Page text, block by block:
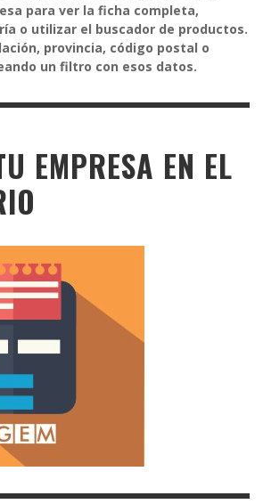
para ver la ficha completa,
o utilizar el buscador de productos.
provincia, código postal o
un filtro con esos datos.
EMPRESA EN EL